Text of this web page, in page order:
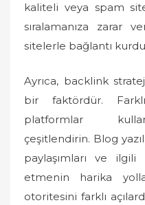
kaliteli veya spam
sıralamanıza zarar
sitelerle bağlantı
Ayrıca, backlink
bir faktördür.
platformlar
çeşitlendirin. Blog
paylaşımları ve
etmenin harika
otoritesini farklı